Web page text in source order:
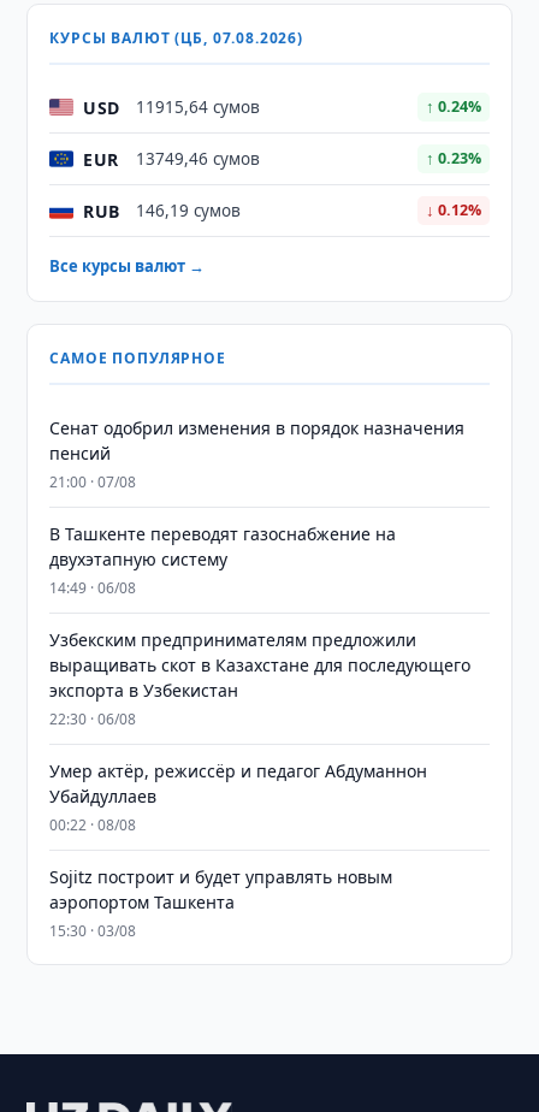
КУРСЫ ВАЛЮТ (ЦБ, 07.08.2026)
USD 11915,64 сумов ↑ 0.24%
EUR 13749,46 сумов ↑ 0.23%
RUB 146,19 сумов ↓ 0.12%
Все курсы валют →
САМОЕ ПОПУЛЯРНОЕ
Сенат одобрил изменения в порядок назначения
пенсий
21:00 · 07/08
В Ташкенте переводят газоснабжение на
двухэтапную систему
14:49 · 06/08
Узбекским предпринимателям предложили
выращивать скот в Казахстане для последующего
экспорта в Узбекистан
22:30 · 06/08
Умер актёр, режиссёр и педагог Абдуманнон
Убайдуллаев
00:22 · 08/08
Sojitz построит и будет управлять новым
аэропортом Ташкента
15:30 · 03/08